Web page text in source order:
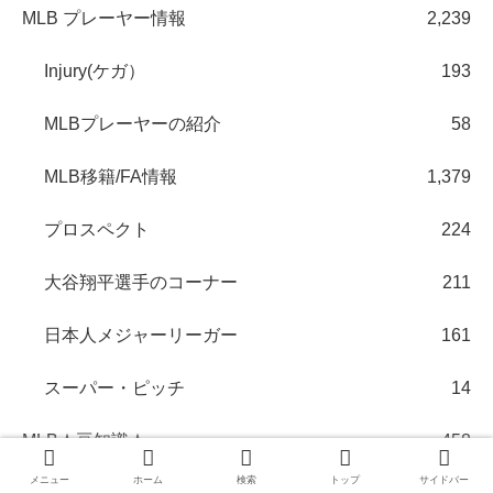
MLB プレーヤー情報 2,239
Injury(ケガ） 193
MLBプレーヤーの紹介 58
MLB移籍/FA情報 1,379
プロスペクト 224
大谷翔平選手のコーナー 211
日本人メジャーリーガー 161
スーパー・ピッチ 14
MLB★豆知識★ 458
メニュー ホーム 検索 トップ サイドバー